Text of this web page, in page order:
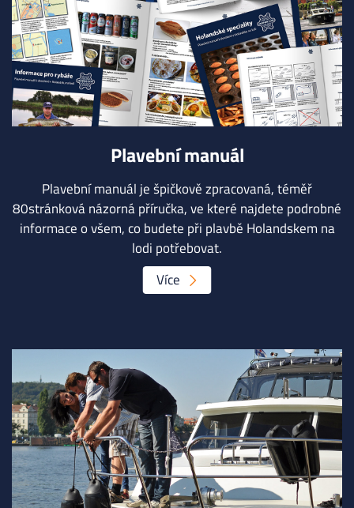
Plavební manuál
Plavební manuál je špičkově zpracovaná, téměř
80stránková názorná příručka, ve které najdete podrobné
informace o všem, co budete při plavbě Holandskem na
lodi potřebovat.
Více